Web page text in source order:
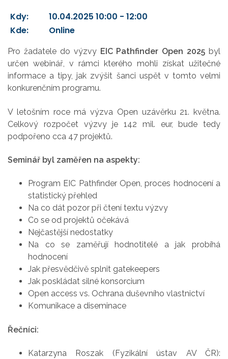
Kdy:
10.04.2025 10:00 - 12:00
Kde:
Online
Pro žadatele do výzvy EIC Pathfinder Open 2025 byl
určen webinář, v rámci kterého mohli získat užitečné
informace a tipy, jak zvýšit šanci uspět v tomto velmi
konkurenčním programu.
V letošním roce má výzva Open uzávěrku 21. května.
Celkový rozpočet výzvy je 142 mil. eur, bude tedy
podpořeno cca 47 projektů.
Seminář byl zaměřen na aspekty:
Program EIC Pathfinder Open, proces hodnocení a
statistický přehled
Na co dát pozor při čtení textu výzvy
Co se od projektů očekává
Nejčastější nedostatky
Na co se zaměřují hodnotitelé a jak probíhá
hodnocení
Jak přesvědčivě splnit gatekeepers
Jak poskládat silné konsorcium
Open access vs. Ochrana duševního vlastnictví
Komunikace a diseminace
Řečníci:
Katarzyna Roszak (Fyzikální ústav AV ČR):